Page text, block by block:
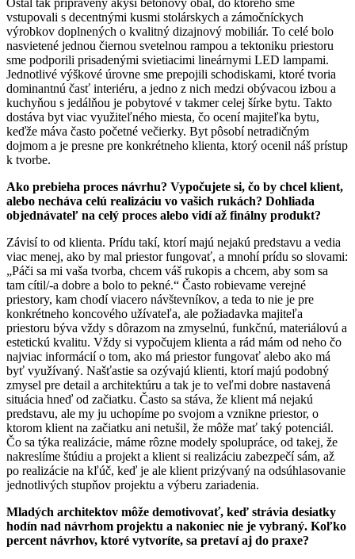
vstupovali s decentnými kusmi stolárskych a zámočníckych
výrobkov doplnených o kvalitný dizajnový mobiliár. To celé bolo
nasvietené jednou čiernou svetelnou rampou a tektoniku priestoru
sme podporili prisadenými svietiacimi lineárnymi LED lampami.
Jednotlivé výškové úrovne sme prepojili schodiskami, ktoré tvoria
dominantnú časť interiéru, a jedno z nich medzi obývacou izbou a
kuchyňou s jedálňou je pobytové v takmer celej šírke bytu. Takto
dostáva byt viac využiteľného miesta, čo ocení majiteľka bytu,
keďže máva často početné večierky. Byt pôsobí netradičným
dojmom a je presne pre konkrétneho klienta, ktorý ocenil náš prístup
k tvorbe.
Ako prebieha proces návrhu? Vypočujete si, čo by chcel klient,
alebo necháva celú realizáciu vo vašich rukách? Dohliada
objednávateľ na celý proces alebo vidí až finálny produkt?
Závisí to od klienta. Prídu takí, ktorí majú nejakú predstavu a vedia
viac menej, ako by mal priestor fungovať, a mnohí prídu so slovami:
„Páči sa mi vaša tvorba, chcem váš rukopis a chcem, aby som sa
tam cítil/-a dobre a bolo to pekné.“ Často robievame verejné
priestory, kam chodí viacero návštevníkov, a teda to nie je pre
konkrétneho koncového užívateľa, ale požiadavka majiteľa
priestoru býva vždy s dôrazom na zmyselnú, funkčnú, materiálovú a
estetickú kvalitu. Vždy si vypočujem klienta a rád mám od neho čo
najviac informácií o tom, ako má priestor fungovať alebo ako má
byť využívaný. Našťastie sa ozývajú klienti, ktorí majú podobný
zmysel pre detail a architektúru a tak je to veľmi dobre nastavená
situácia hneď od začiatku. Často sa stáva, že klient má nejakú
predstavu, ale my ju uchopíme po svojom a vznikne priestor, o
ktorom klient na začiatku ani netušil, že môže mať taký potenciál.
Čo sa týka realizácie, máme rôzne modely spolupráce, od takej, že
nakreslíme štúdiu a projekt a klient si realizáciu zabezpečí sám, až
po realizácie na kľúč, keď je ale klient prizývaný na odsúhlasovanie
jednotlivých stupňov projektu a výberu zariadenia.
Mladých architektov môže demotivovať, keď strávia desiatky
hodín nad návrhom projektu a nakoniec nie je vybraný. Koľko
percent návrhov, ktoré vytvoríte, sa pretaví aj do praxe?